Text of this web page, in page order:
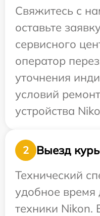
Свяжитесь с
оставьте
сервисного
оператор
уточнения
условий
устройства
2
Выезд
Технический
удобное время
техники Nikon.